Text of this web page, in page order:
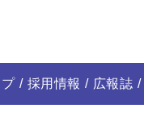
採用情報 広報誌